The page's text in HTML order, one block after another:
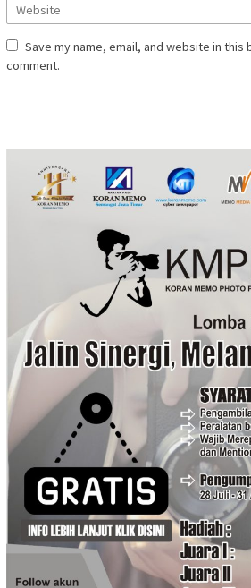
Save my name, email, and website in
comment.